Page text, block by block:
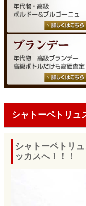
シャトーペトリュ
シャトーペトリ
ッカスへ！！！